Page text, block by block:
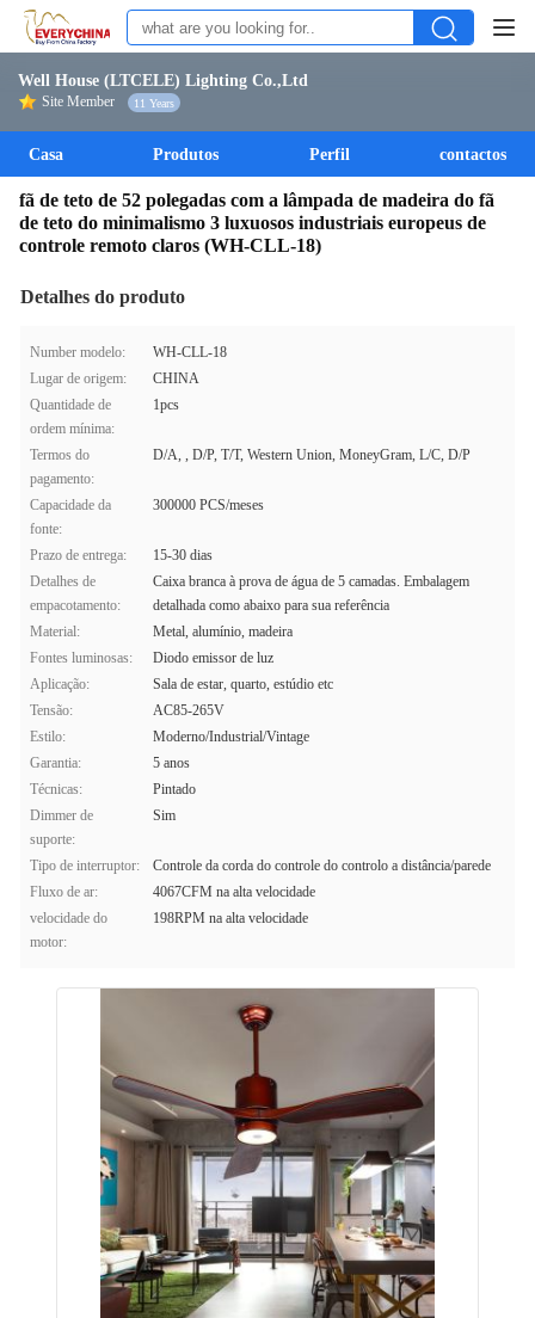
Well House (LTCELE) Lighting Co.,Ltd
Site Member 11 Years
Casa Produtos Perfil contactos
fã de teto de 52 polegadas com a lâmpada de madeira do fã
de teto do minimalismo 3 luxuosos industriais europeus de
controle remoto claros (WH-CLL-18)
Detalhes do produto
Number modelo:
WH-CLL-18
Lugar de origem:
CHINA
Quantidade de
ordem mínima:
1pcs
Termos do
pagamento:
D/A, , D/P, T/T, Western Union, MoneyGram, L/C, D/P
Capacidade da
fonte:
300000 PCS/meses
Prazo de entrega:
15-30 dias
Detalhes de
empacotamento:
Caixa branca à prova de água de 5 camadas. Embalagem
detalhada como abaixo para sua referência
Material:
Metal, alumínio, madeira
Fontes luminosas:
Diodo emissor de luz
Aplicação:
Sala de estar, quarto, estúdio etc
Tensão:
AC85-265V
Estilo:
Moderno/Industrial/Vintage
Garantia:
5 anos
Técnicas:
Pintado
Dimmer de
suporte:
Sim
Tipo de interruptor:
Controle da corda do controle do controlo a distância/parede
Fluxo de ar:
4067CFM na alta velocidade
velocidade do
motor:
198RPM na alta velocidade